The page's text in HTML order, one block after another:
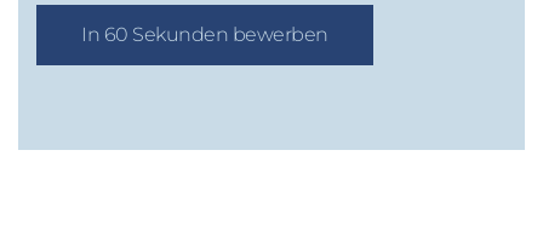
In 60 Sekunden bewerben